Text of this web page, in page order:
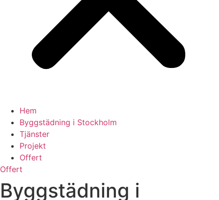
Hem
Byggstädning i Stockholm
Tjänster
Projekt
Offert
Offert
Byggstädning i